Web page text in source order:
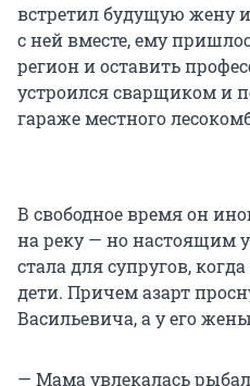
встретил будущую жену
с ней вместе, ему
регион и оставить
устроился сварщиком и
гараже местного
В свободное время он
на реку — но настоящим
стала для супругов,
дети. Причем азарт
Васильевича, а у его
— Мама увлекалась